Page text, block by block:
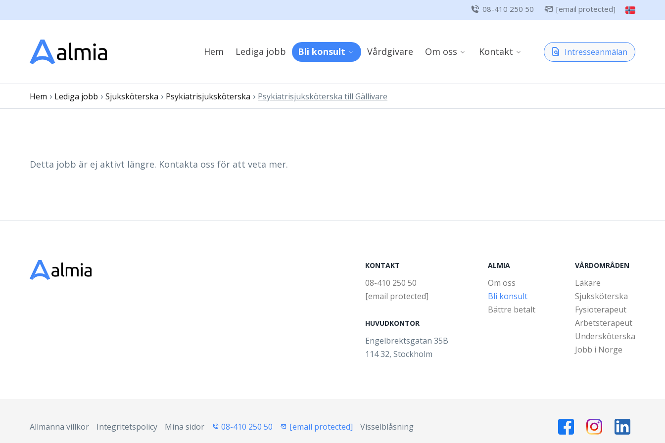
08-410 250 50 [email protected]
Hem Lediga jobb Bli konsult Vårdgivare Om oss Kontakt Intresseanmälan
Hem › Lediga jobb › Sjuksköterska › Psykiatrisjuksköterska › Psykiatrisjuksköterska till Gällivare
Detta jobb är ej aktivt längre. Kontakta oss för att veta mer.
KONTAKT
08-410 250 50
[email protected]
HUVUDKONTOR
Engelbrektsgatan 35B
114 32, Stockholm
ALMIA
Om oss
Bli konsult
Bättre betalt
VÅRDOMRÅDEN
Läkare
Sjuksköterska
Fysioterapeut
Arbetsterapeut
Undersköterska
Jobb i Norge
Allmänna villkor Integritetspolicy Mina sidor 08-410 250 50 [email protected] Visselblåsning